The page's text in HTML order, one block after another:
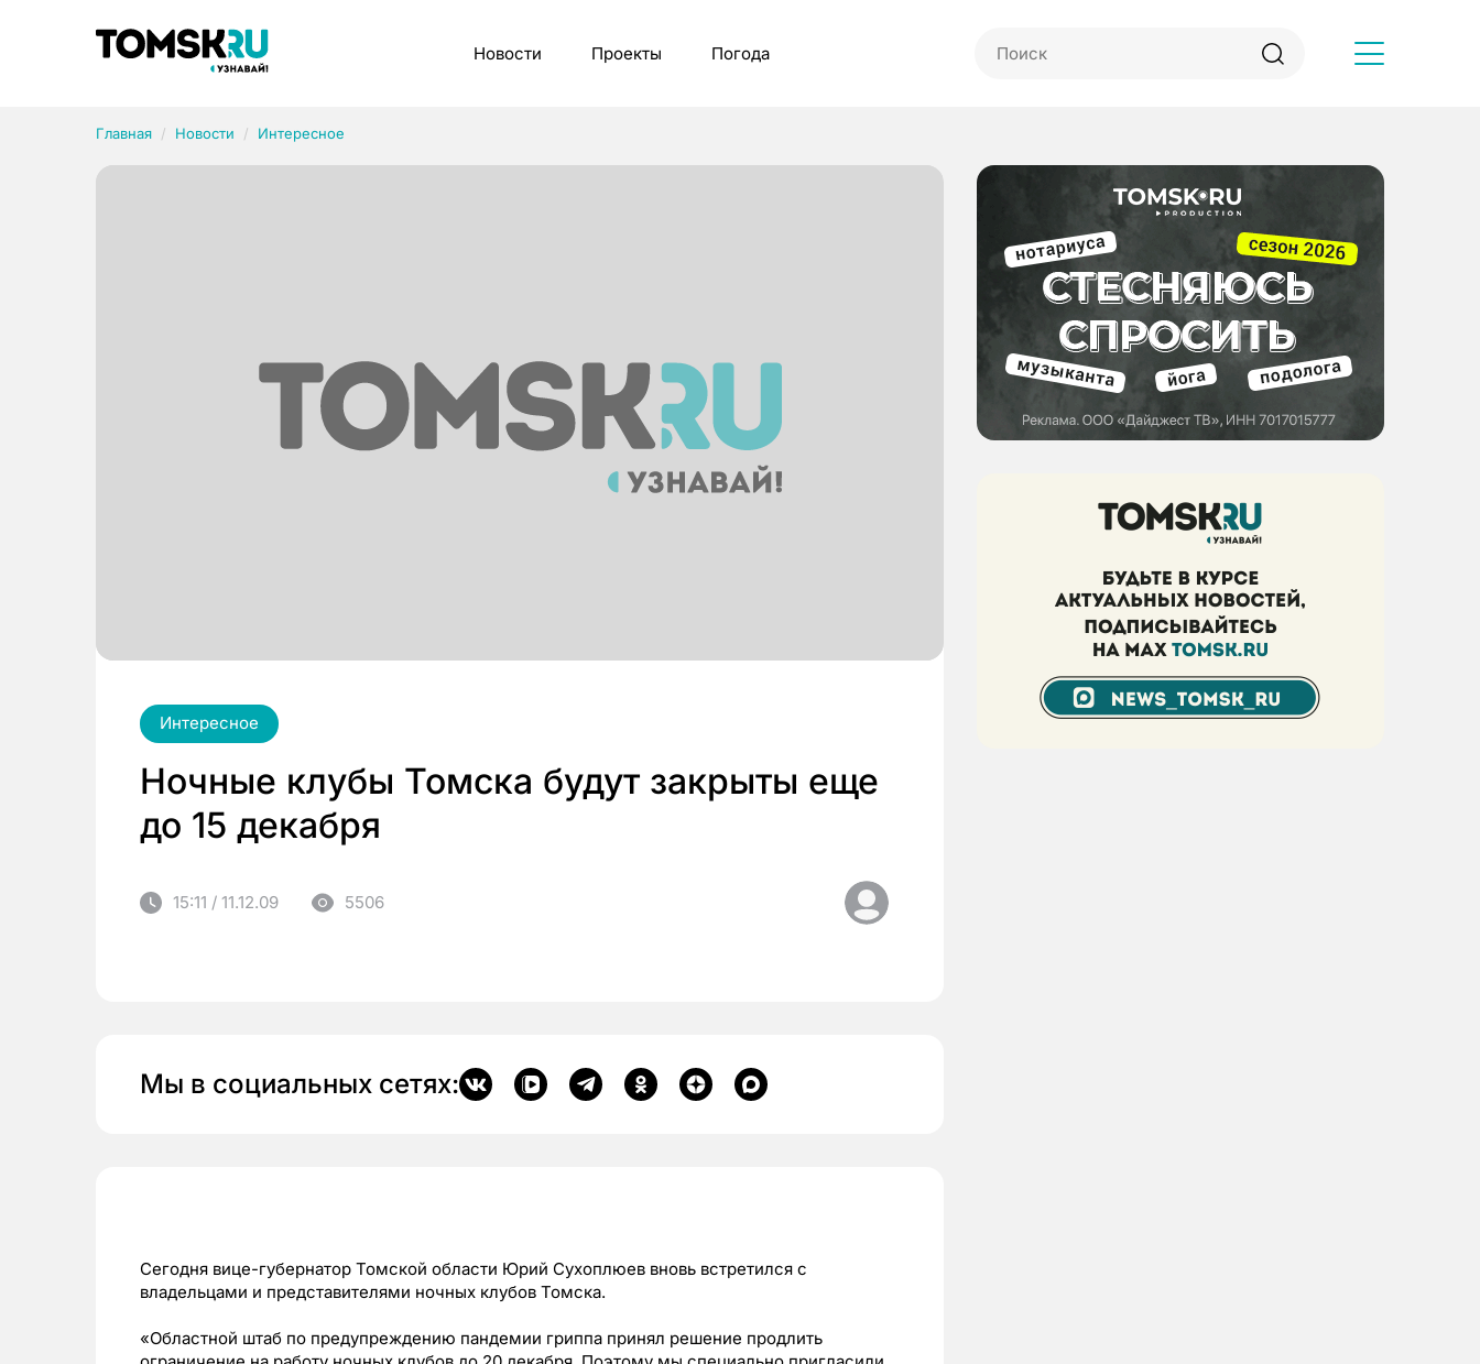
Новости Проекты Погода
Главная Новости Интересное
Интересное
Ночные клубы Томска будут закрыты еще
до 15 декабря
15:11 / 11.12.09 5506
Мы в социальных сетях:
Сегодня вице-губернатор Томской области Юрий Сухоплюев вновь встретился с
владельцами и представителями ночных клубов Томска.
«Областной штаб по предупреждению пандемии гриппа принял решение продлить
Рубрики